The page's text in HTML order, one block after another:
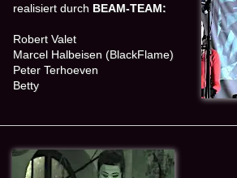
realisiert durch BEAM-TEAM:
Robert Valet
Marcel Halbeisen (BlackFlame)
Peter Terhoeven
Betty